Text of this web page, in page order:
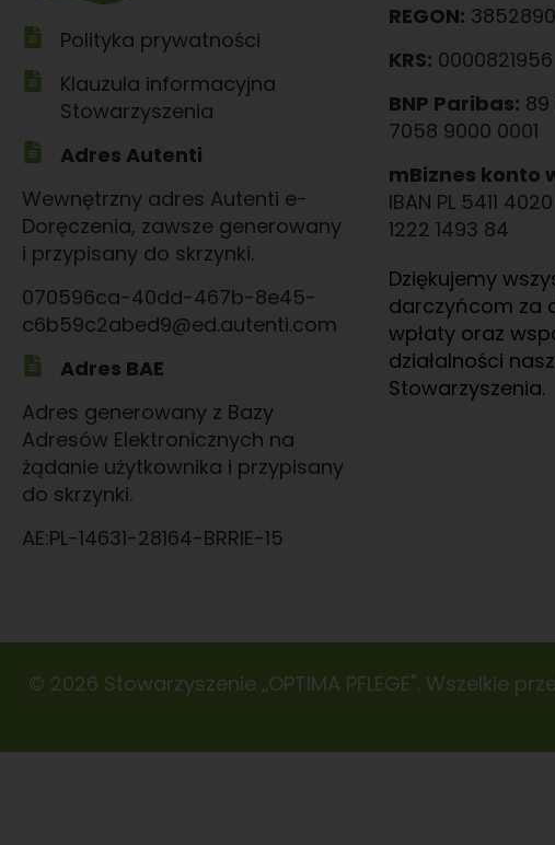
Polityka prywatności
Klauzula informacyjna
Stowarzyszenia
Adres Autenti
Wewnętrzny adres Autenti e-
Doręczenia, zawsze generowany
i przypisany do skrzynki.
070596ca-40dd-467b-8e45-
c6b59c2abed9@ed.autenti.com
Adres BAE
Adres generowany z Bazy
Adresów Elektronicznych na
żądanie użytkownika i przypisany
do skrzynki.
AE:PL-14631-28164-BRRIE-15
REGON:
KRS: 0000821956
BNP Paribas: 89
7058 9000 0001
mBiznes konto
IBAN PL 5411
1222 1493 84
Dziękujemy
darczyńcom za
wpłaty oraz
działalności
Stowarzyszenia.
© 2026 Stowarzyszenie „OPTIMA PFLEGE".